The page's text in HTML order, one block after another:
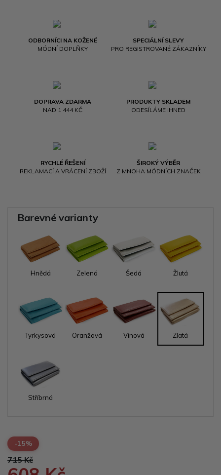
ODBORNÍCI NA KOŽENÉ
MÓDNÍ DOPLŇKY
SPECIÁLNÍ SLEVY
PRO REGISTROVANÉ ZÁKAZNÍKY
DOPRAVA ZDARMA
NAD 1 444 KČ
PRODUKTY SKLADEM
ODESÍLÁME IHNED
RYCHLÉ ŘEŠENÍ
REKLAMACÍ A VRÁCENÍ ZBOŽÍ
ŠIROKÝ VÝBĚR
Z MNOHA MÓDNÍCH ZNAČEK
Barevné varianty
Hnědá Zelená Šedá Žlutá
Tyrkysová Oranžová Vínová Zlatá
Stříbrná
-15%
715 Kč